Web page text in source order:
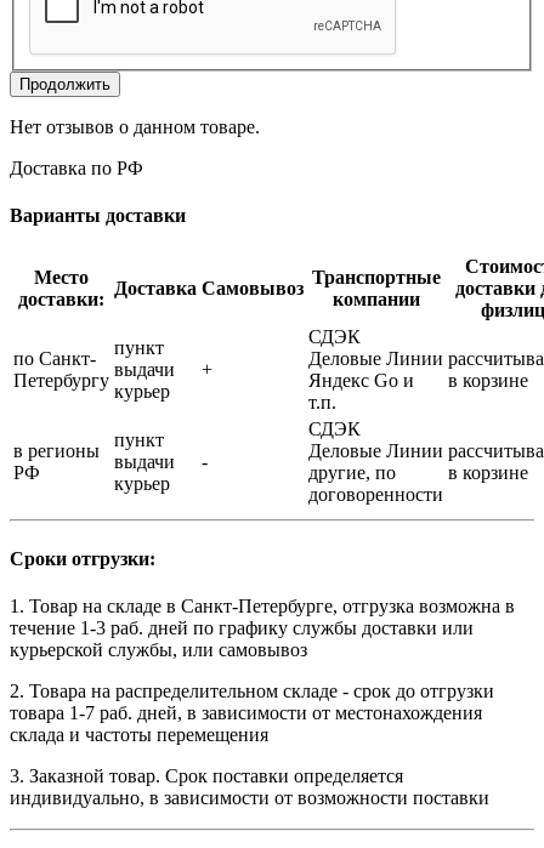
Продолжить
Нет отзывов о данном товаре.
Доставка по РФ
Варианты доставки
Место
доставки:
Доставка Самовывоз
Транспортные
компании
доставки
физлиц
по Санкт-
Петербургу
пункт
выдачи
курьер
+
СДЭК
Деловые Линии
Яндекс Go и
т.п.
в корзине
в регионы
РФ
пункт
выдачи
курьер
-
СДЭК
Деловые Линии
другие, по
договоренности
в корзине
Сроки отгрузки:
1. Товар на складе в Санкт-Петербурге, отгрузка возможна в
течение 1-3 раб. дней по графику службы доставки или
курьерской службы, или самовывоз
2. Товара на распределительном складе - срок до отгрузки
товара 1-7 раб. дней, в зависимости от местонахождения
склада и частоты перемещения
3. Заказной товар. Срок поставки определяется
индивидуально, в зависимости от возможности поставки